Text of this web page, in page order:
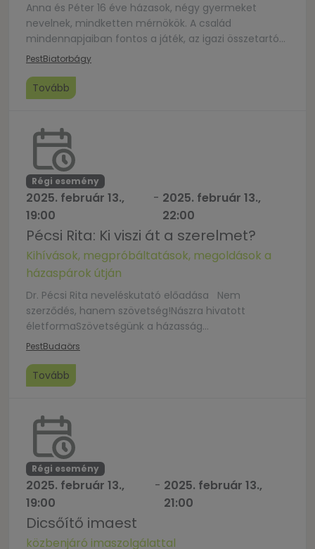
Anna és Péter 16 éve házasok, négy gyermeket
nevelnek, mindketten mérnökök. A család
mindennapjaiban fontos a játék, az igazi összetartó
erőt pedig a hármas kötélben látják. Mindezekről és
problémákról és megoldásokról is beszélgetnek
Szádváriné Kiss Máriával. Tartsanak velünk!
PestBiatorbágy
Tovább
Régi esemény
2025. február 13.,
19:00
- 2025. február 13.,
22:00
Pécsi Rita: Ki viszi át a szerelmet?
Kihívások, megpróbáltatások, megoldások a
házaspárok útján
Dr. Pécsi Rita neveléskutató előadása Nem
szerződés, hanem szövetség!Nászra hivatott
életformaSzövetségünk a házasság
hétköznapjaibanHázasságunk állomásai és jelentős
válsága párosanA szenvedélyes szerelem
megtartása – A „váltójáték”, a vágyakozás szerepe
bárjában)
PestBudaörs
Tovább
Régi esemény
2025. február 13.,
19:00
- 2025. február 13.,
21:00
Dicsőítő imaest
közbenjáró imaszolgálattal